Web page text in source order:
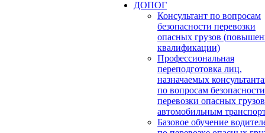
ДОПОГ
Консультант по вопросам
безопасности перевозки
опасных грузов
квалификации)
Профессиональная
переподготовка лиц,
назначаемых
по вопросам безопасности
перевозки опасных грузов
автомобильным
Базовое обучение